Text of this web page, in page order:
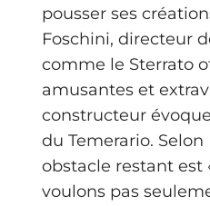
pousser ses
Foschini, directeur
comme le Sterrato
amusantes et
constructeur
du Temerario.
obstacle restant est
voulons pas